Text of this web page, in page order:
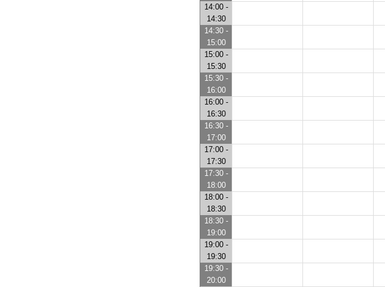
14:00 -
14:30
14:30 -
15:00
15:00 -
15:30
15:30 -
16:00
16:00 -
16:30
16:30 -
17:00
17:00 -
17:30
17:30 -
18:00
18:00 -
18:30
18:30 -
19:00
19:00 -
19:30
19:30 -
20:00